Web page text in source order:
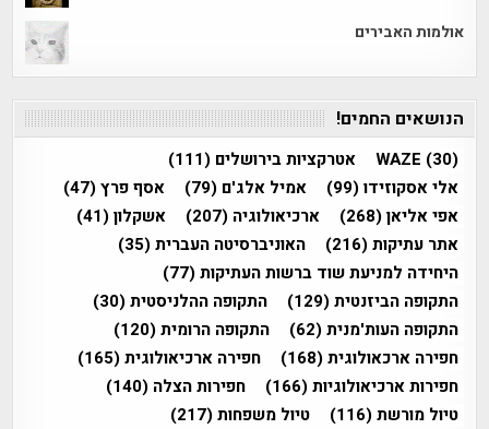
אולמות האבירים
הנושאים החמים!
WAZE (30) אטרקציות בירושלים (111)
אלי אסקוזידו(99) אמיל אלג'ם (79) אסף פרץ(47)
אפי אליאן(268) ארכיאולוגיה (207) אשקלון(41)
אתר עתיקות(216) האוניברסיטה העברית(35)
היחידה למניעת שוד ברשות העתיקות(77)
התקופה הביזנטית(129) התקופה ההלניסטית(30)
התקופה העות'מנית(62) התקופה הרומית(120)
חפירה ארכאולוגית(168) חפירה ארכיאולוגית(165)
חפירות ארכיאולוגיות(166) חפירות הצלה (140)
טיול מורשת(116) טיול משפחות(217)